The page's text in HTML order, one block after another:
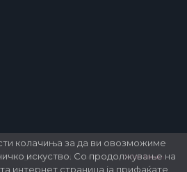
колачиња за да ви овозможиме
искуство. Со продолжување на
интернет страница ја прифаќате
All Rights Reserved. Developed byGSM Media